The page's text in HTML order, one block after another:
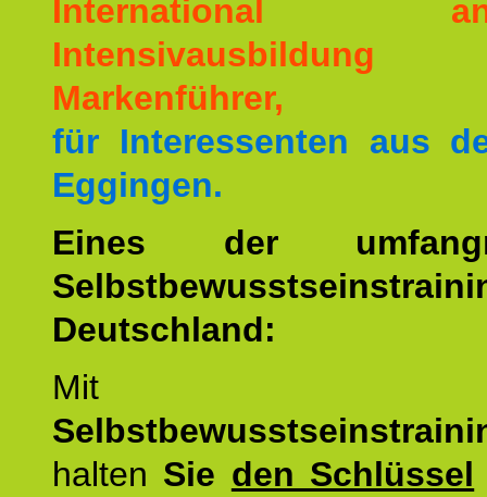
International
Markenführer,
für Interessenten aus
Eggingen.
Eines der
Deutschland:
Mit
halten Sie den Schlüssel